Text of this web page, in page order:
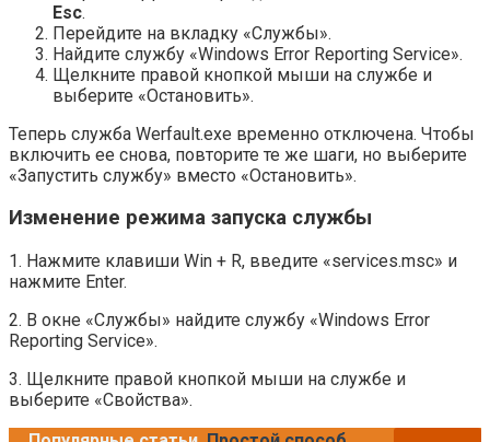
Esc.
Перейдите на вкладку «Службы».
Найдите службу «Windows Error Reporting Service».
Щелкните правой кнопкой мыши на службе и
выберите «Остановить».
Теперь служба Werfault.exe временно отключена. Чтобы
включить ее снова, повторите те же шаги, но выберите
«Запустить службу» вместо «Остановить».
Изменение режима запуска службы
1. Нажмите клавиши Win + R, введите «services.msc» и
нажмите Enter.
2. В окне «Службы» найдите службу «Windows Error
Reporting Service».
3. Щелкните правой кнопкой мыши на службе и
выберите «Свойства».